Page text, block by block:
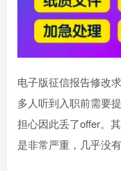
电子版征信报告修改
多人听到入职前需要
担心因此丢了offer。
是非常严重，几乎没有